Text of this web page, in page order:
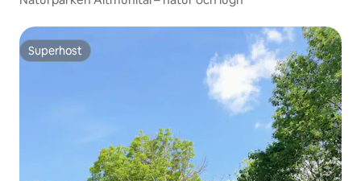
Superhost
Superhost